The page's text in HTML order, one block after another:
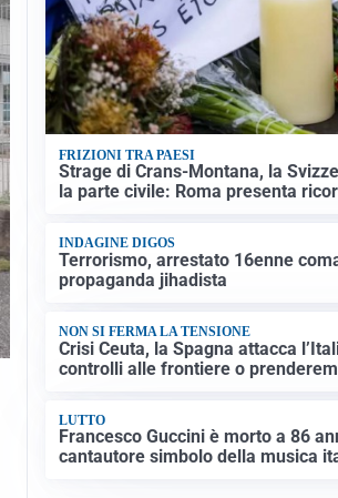
FRIZIONI TRA PAESI
Strage di Crans-Montana, la
la parte civile: Roma presenta
INDAGINE DIGOS
Terrorismo, arrestato 16enne
propaganda jihadista
NON SI FERMA LA TENSIONE
Crisi Ceuta, la Spagna attacca
controlli alle frontiere o
LUTTO
Francesco Guccini è morto a 86
cantautore simbolo della musica